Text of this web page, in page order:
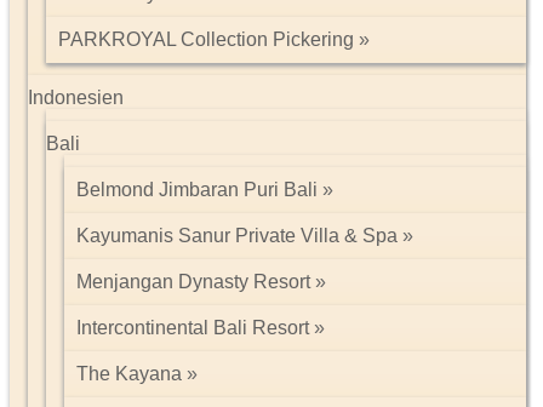
PARKROYAL Collection Pickering
Indonesien
Bali
Belmond Jimbaran Puri Bali
Kayumanis Sanur Private Villa & Spa
Menjangan Dynasty Resort
Intercontinental Bali Resort
The Kayana